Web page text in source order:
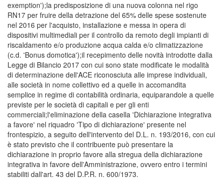
exemption');la predisposizione di una nuova colonna nel rigo
RN17 per fruire della detrazione del 65% delle spese sostenute
nel 2016 per l'acquisto, installazione e messa in opera di
dispositivi multimediali per il controllo da remoto degli impianti di
riscaldamento e/o produzione acqua calda e/o climatizzazione
(c.d. 'Bonus domotica');il recepimento delle novità introdotte dalla
Legge di Bilancio 2017 con cui sono state modificate le modalità
di determinazione dell'ACE riconosciuta alle imprese individuali,
alle società in nome collettivo ed a quelle in accomandita
semplice in regime di contabilità ordinaria, equiparandole a quelle
previste per le società di capitali e per gli enti
commerciali;l'eliminazione della casella 'Dichiarazione integrativa
a favore' nel riquadro 'Tipo di dichiarazione' presente nel
frontespizio, a seguito dell'intervento del D.L. n. 193/2016, con cui
è stato previsto che il contribuente può presentare la
dichiarazione in proprio favore alla stregua della dichiarazione
integrativa in favore dell'Amministrazione, ovvero entro i termini
stabiliti dall'art. 43 del D.P.R. n. 600/1973.